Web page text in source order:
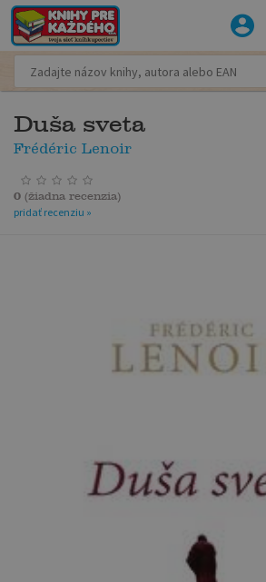
Duša sveta
Frédéric Lenoir
0 (žiadna recenzia)
pridať recenziu »